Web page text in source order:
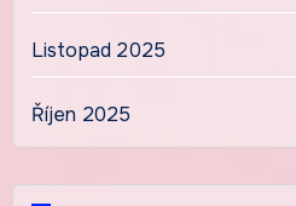
Listopad 2025
Říjen 2025